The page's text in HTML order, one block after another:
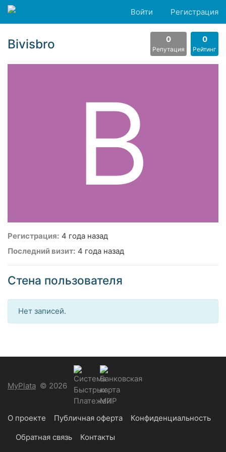
Войти Регистрация
Bivisbro 0
Репутация
0
Рейтинг
B
Регистрация: 4 года назад
Последний визит: 4 года назад
Стена пользователя
Нет записей.
MyPlata © 2026
О проекте Публичная оферта
Конфиденциальность
Обратная связь
Контакты